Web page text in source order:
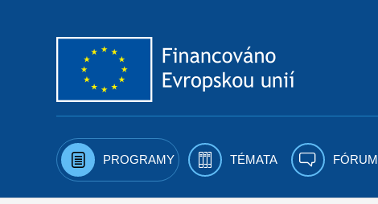
PROGRAMY TÉMATA FÓRUM